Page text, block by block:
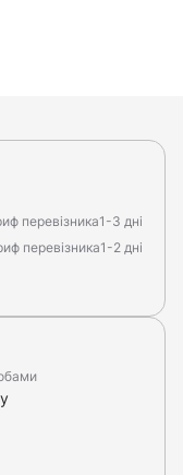
перевізника1-3 дні
перевізника1-2 дні